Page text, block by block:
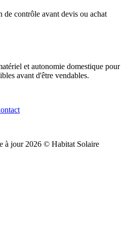
de contrôle avant devis ou achat
et autonomie domestique pour
avant d'être vendables.
à jour 2026 © Habitat Solaire